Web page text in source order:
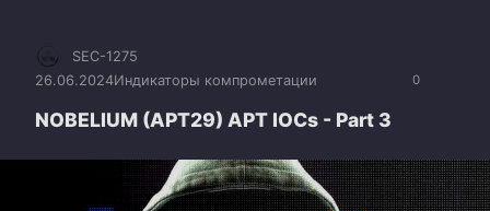
0
SEC-1275
26.06.2024Индикаторы компрометации
NOBELIUM (APT29) APT IOCs - Part 3